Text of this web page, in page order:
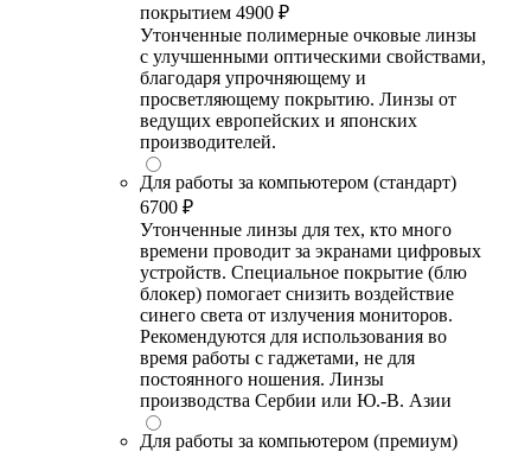
покрытием 4900 ₽
Утонченные полимерные очковые линзы
с улучшенными оптическими свойствами,
благодаря упрочняющему и
просветляющему покрытию. Линзы от
ведущих европейских и японских
производителей.
Для работы за компьютером (стандарт)
6700 ₽
Утонченные линзы для тех, кто много
времени проводит за экранами цифровых
устройств. Специальное покрытие (блю
блокер) помогает снизить воздействие
синего света от излучения мониторов.
Рекомендуются для использования во
время работы с гаджетами, не для
постоянного ношения. Линзы
производства Сербии или Ю.-В. Азии
Для работы за компьютером (премиум)